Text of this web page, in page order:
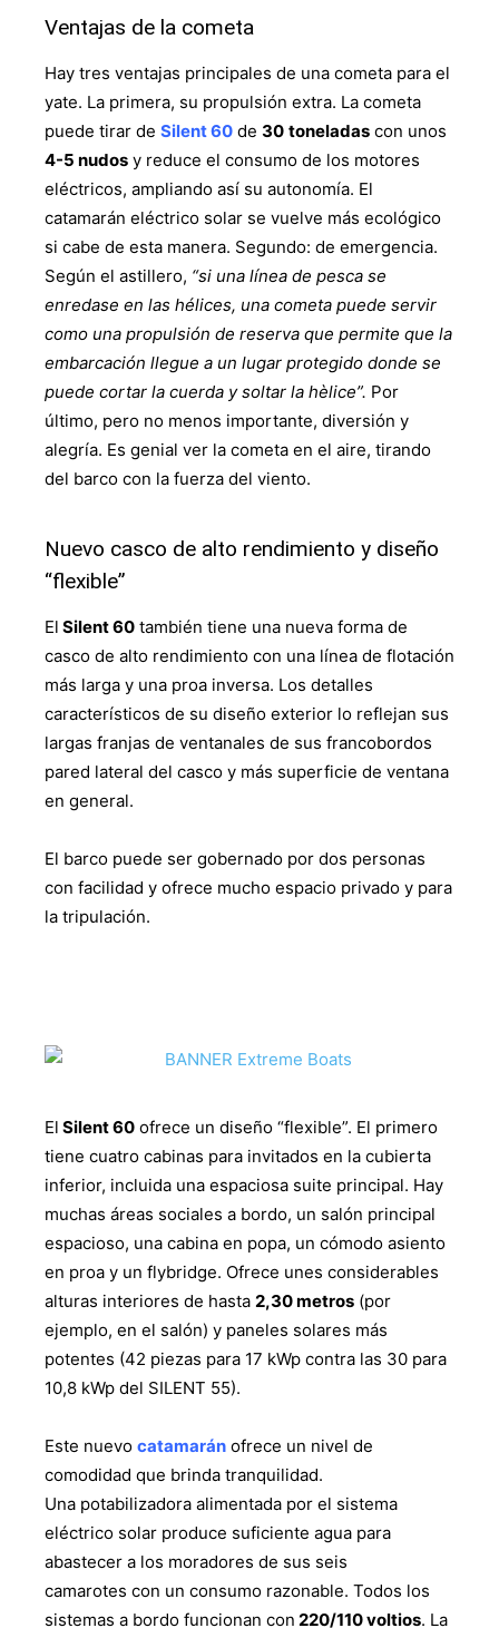
Ventajas de la cometa
Hay tres ventajas principales de una cometa para el
yate. La primera, su propulsión extra. La cometa
puede tirar de Silent 60 de 30 toneladas con unos
4-5 nudos y reduce el consumo de los motores
eléctricos, ampliando así su autonomía. El
catamarán eléctrico solar se vuelve más ecológico
si cabe de esta manera. Segundo: de emergencia.
Según el astillero, “si una línea de pesca se
enredase en las hélices, una cometa puede servir
como una propulsión de reserva que permite que la
embarcación llegue a un lugar protegido donde se
puede cortar la cuerda y soltar la hèlice”. Por
último, pero no menos importante, diversión y
alegría. Es genial ver la cometa en el aire, tirando
del barco con la fuerza del viento.
Nuevo casco de alto rendimiento y diseño
“flexible”
El Silent 60 también tiene una nueva forma de
casco de alto rendimiento con una línea de flotación
más larga y una proa inversa. Los detalles
característicos de su diseño exterior lo reflejan sus
largas franjas de ventanales de sus francobordos
pared lateral del casco y más superficie de ventana
en general.
El barco puede ser gobernado por dos personas
con facilidad y ofrece mucho espacio privado y para
la tripulación.
El Silent 60 ofrece un diseño “flexible”. El primero
tiene cuatro cabinas para invitados en la cubierta
inferior, incluida una espaciosa suite principal. Hay
muchas áreas sociales a bordo, un salón principal
espacioso, una cabina en popa, un cómodo asiento
en proa y un flybridge. Ofrece unes considerables
alturas interiores de hasta 2,30 metros (por
ejemplo, en el salón) y paneles solares más
potentes (42 piezas para 17 kWp contra las 30 para
10,8 kWp del SILENT 55).
Este nuevo catamarán ofrece un nivel de
comodidad que brinda tranquilidad.
Una potabilizadora alimentada por el sistema
eléctrico solar produce suficiente agua para
abastecer a los moradores de sus seis
camarotes con un consumo razonable. Todos los
sistemas a bordo funcionan con 220/110 voltios. La